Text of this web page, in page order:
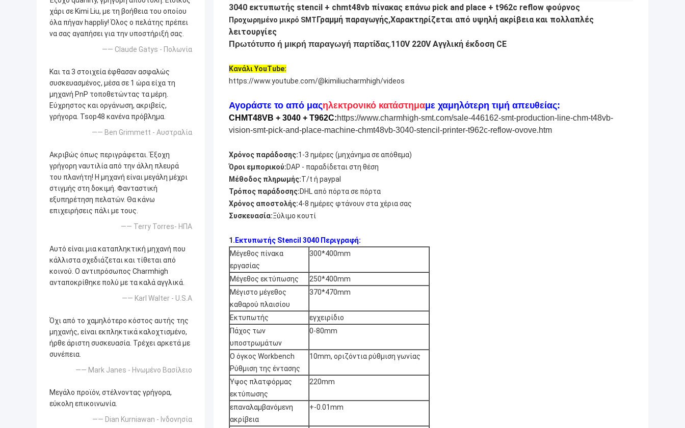
χάρι σε Kimi Liu, με τη βοήθεια του οποίου
όλα πήγαν happliy! Όλος ο πελάτης πρέπει
να σας αγαπήσει για την υποστήριξή σας.
—— Claude Gatys - Πολωνία
Και τα 3 στοιχεία έφθασαν ασφαλώς
συσκευασμένος, μέσα σε 1 ώρα είχα τη
μηχανή PnP τοποθετώντας τα μέρη.
Εύχρηστος και οργάνωση, ακριβείς,
γρήγορα. Tsop48 κανένα πρόβλημα.
—— Ben Grimmett - Αυστραλία
Ακριβώς όπως περιγράφεται. Έξοχη
γρήγορη ναυτιλία από την άλλη πλευρά
του πλανήτη! Η μηχανή είναι μεγάλη μέχρι
στιγμής στη δοκιμή. Φανταστική
εξυπηρέτηση πελατών. Θα κάνω
επιχειρήσεις πάλι με τους.
—— Terry Torres- ΗΠΑ
Αυτό είναι μια καταπληκτική μηχανή που
κάλλιστα σχεδιάζεται και τίθεται από
κοινού. Ο αντιπρόσωπος Charmhigh
ανταποκρίθηκε πολύ με τα καλά αγγλικά.
—— Karl Walter - U.S.A
Όχι από το χαμηλότερο κόστος αυτής της
μηχανής, είναι εκπληκτικά καλοχτισμένο,
ήρθε άριστη συσκευασία. Τρέχει αρκετά με
συνέπεια.
—— Mark Janes - Ηνωμένο Βασίλειο
Μεγάλο προϊόν, στέλνοντας γρήγορα,
εύκολη επικοινωνία.
—— Dian Kurniawan - Ινδονησία
3040 εκτυπωτής stencil + chmt48vb πίνακας επάνω pick and place + t962c reflow φούρνος
Προχωρημένο μικρό SMT Γραμμή παραγωγής,Χαρακτηρίζεται από υψηλή ακρίβεια και πολλαπλές
λειτουργίες
Πρωτότυπο ή μικρή παραγωγή παρτίδας,110V 220V Αγγλική έκδοση CE
Κανάλι YouTube:
https://www.youtube.com/@kimiliucharmhigh/videos
Αγοράστε το από μαςηλεκτρονικό κατάστημαμε χαμηλότερη τιμή απευθείας:
CHMT48VB + 3040 + T962C:https://www.charmhigh-smt.com/sale-446162-smt-production-line-chm-t48vb-
vision-smt-pick-and-place-machine-chmt48vb-3040-stencil-printer-t962c-reflow-ovove.htm
Χρόνος παράδοσης:1-3 ημέρες (μηχάνημα σε απόθεμα)
Όροι εμπορικού:DAP - παραδίδεται στη θέση
Μέθοδος πληρωμής:T/t ή paypal
Τρόπος παράδοσης:DHL από πόρτα σε πόρτα
Χρόνος αποστολής:4-8 ημέρες φτάνουν στα χέρια σας
Συσκευασία:Ξύλιμο κουτί
1. Εκτυπωτής Stencil 3040 Περιγραφή:
Μέγεθος πίνακα
εργασίας
300*400mm
Μέγεθος εκτύπωσης
250*400mm
Μέγιστο μέγεθος
καθαρού πλαισίου
370*470mm
Εκτυπωτής
εγχειρίδιο
Πάχος των
υποστρωμάτων
0-80mm
Ο όγκος Workbench
Ρύθμιση της έντασης
10mm, οριζόντια ρύθμιση γωνίας
Ύψος πλατφόρμας
εκτύπωσης
220mm
επαναλαμβανόμενη
ακρίβεια
+-0.01mm